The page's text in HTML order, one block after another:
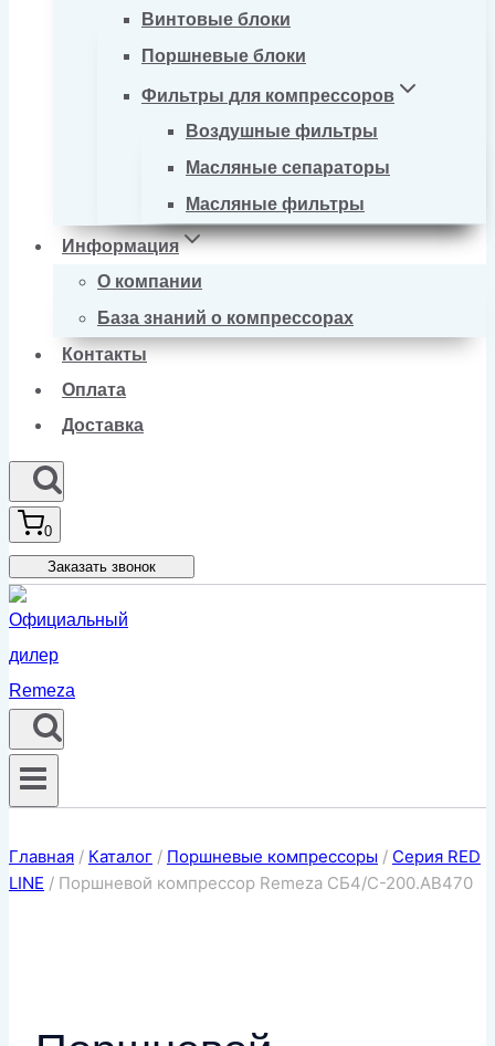
Винтовые блоки
Поршневые блоки
Фильтры для компрессоров
Воздушные фильтры
Масляные сепараторы
Масляные фильтры
Информация
О компании
База знаний о компрессорах
Контакты
Оплата
Доставка
0
Заказать звонок
Главная / Каталог / Поршневые компрессоры / Серия RED
LINE / Поршневой компрессор Remeza СБ4/С-200.АВ470